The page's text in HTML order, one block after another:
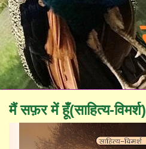
मैं सफ़र में हूँ(साहित्य-विमर्श)